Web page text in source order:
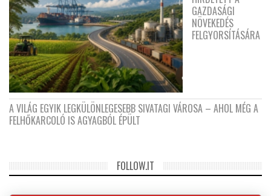
GAZDASÁGI
NÖVEKEDÉS
FELGYORSÍTÁSÁRA
A VILÁG EGYIK LEGKÜLÖNLEGESEBB SIVATAGI VÁROSA – AHOL MÉG A
FELHŐKARCOLÓ IS AGYAGBÓL ÉPÜLT
FOLLOW.IT